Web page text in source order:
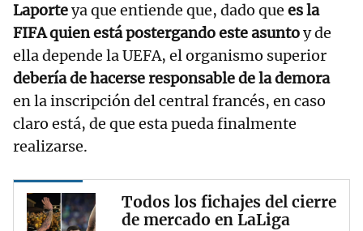
Laporteya que entiende que, dado que es la
FIFA quien está postergando este asuntoy de
ella depende la UEFA, el organismo superior
debería de hacerse responsable de la demora
en la inscripción del central francés, en caso
claro está, de que esta pueda finalmente
realizarse.
Todos los fichajes del cierre
de mercado en LaLiga